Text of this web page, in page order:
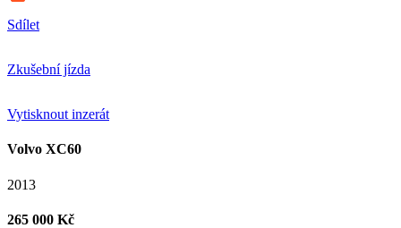
Sdílet
Zkušební jízda
Vytisknout inzerát
Volvo XC60
2013
265 000 Kč